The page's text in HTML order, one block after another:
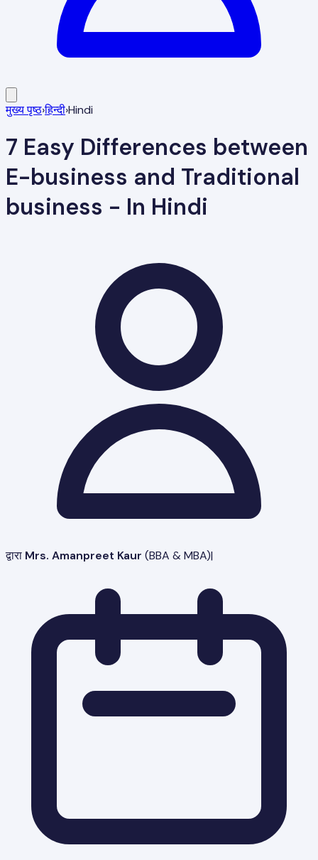
मुख्य पृष्ठ›हिन्दी›Hindi
7 Easy Differences between
E-business and Traditional
business - In Hindi
द्वारा Mrs. Amanpreet Kaur (BBA & MBA)|